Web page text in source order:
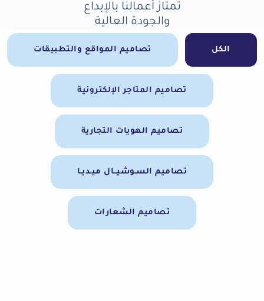
تمتاز أعمالنا بالإبداع
والجودة العالية
الكل تصاميم المواقع والتطبيقات
تصاميم المتاجر الإلكترونية
تصاميم الهويات التجارية
تصاميم السـوشيــال ميـديـا
تصاميم الشعارات